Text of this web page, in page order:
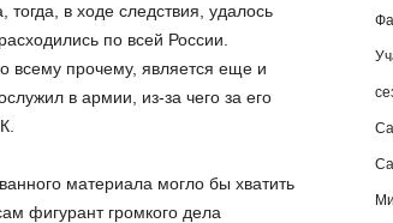
в ходе следствия, удалось
по всей России.
всему прочему, является еще и
в армии, из-за чего за его
материала могло бы хватить
фигурант громкого дела